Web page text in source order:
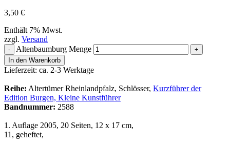
3,50 €
Enthält 7% Mwst.
zzgl. Versand
- Altenbaumburg Menge
+
In den Warenkorb
Lieferzeit: ca. 2-3 Werktage
Reihe: Altertümer Rheinlandpfalz, Schlösser, Kurzführer der
Edition Burgen, Kleine Kunstführer
Bandnummer: 2588
1. Auflage 2005, 20 Seiten, 12 x 17 cm,
11, geheftet,